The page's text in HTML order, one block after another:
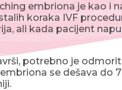
embriona je kao i
koraka IVF
ali kada pacijent
potrebno je
se dešava do